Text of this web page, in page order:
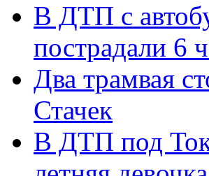
В ДТП с
пострадали 6
Два трамвая
Стачек
В ДТП под